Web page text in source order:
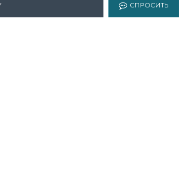
СПРОСИТЬ